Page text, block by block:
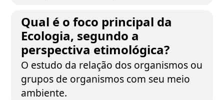
Qual é o foco principal da
Ecologia, segundo a
perspectiva etimológica?
O estudo da relação dos organismos ou
grupos de organismos com seu meio
ambiente.